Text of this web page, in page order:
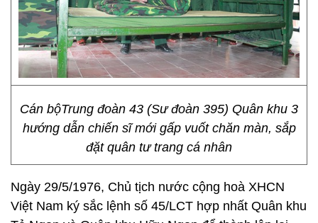
Cán bộTrung đoàn 43 (Sư đoàn 395) Quân khu 3
hướng dẫn chiến sĩ mới gấp vuốt chăn màn, sắp
đặt quân tư trang cá nhân
Ngày 29/5/1976, Chủ tịch nước cộng hoà XHCN
Việt Nam ký sắc lệnh số 45/LCT hợp nhất Quân khu